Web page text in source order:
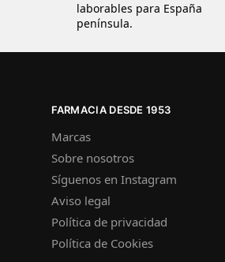
laborables para España
península.
FARMACIA DESDE 1953
Marcas
Sobre nosotros
Síguenos en Instagram
Aviso legal
Política de privacidad
Política de Cookies